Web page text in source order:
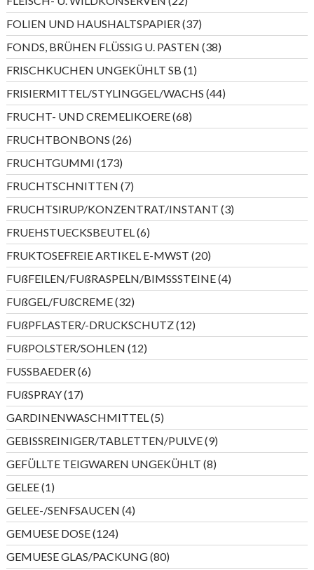
Produkte
FOLIEN UND HAUSHALTSPAPIER 3737
Produkte
FONDS, BRÜHEN FLÜSSIG U. PASTEN 3838
Produkte
FRISCHKUCHEN UNGEKÜHLT SB 11
Produkt
FRISIERMITTEL/STYLINGGEL/WACHS 4444
Produkte
FRUCHT- UND CREMELIKOERE 6868
Produkte
FRUCHTBONBONS 2626
Produkte
FRUCHTGUMMI 173173
Produkte
FRUCHTSCHNITTEN 77
Produkte
FRUCHTSIRUP/KONZENTRAT/INSTANT 33
Produkte
FRUEHSTUECKSBEUTEL 66
Produkte
FRUKTOSEFREIE ARTIKEL E-MWST 2020
Produkte
FUßFEILEN/FUßRASPELN/BIMSSSTEINE 44
Produkte
FUßGEL/FUßCREME 3232
Produkte
FUßPFLASTER/-DRUCKSCHUTZ 1212
Produkte
FUßPOLSTER/SOHLEN 1212
Produkte
FUSSBAEDER 66
Produkte
FUßSPRAY 1717
Produkte
GARDINENWASCHMITTEL 55
Produkte
GEBISSREINIGER/TABLETTEN/PULVE 99
Produkte
GEFÜLLTE TEIGWAREN UNGEKÜHLT 88
Produkte
GELEE 11
Produkt
GELEE-/SENFSAUCEN 44
Produkte
GEMUESE DOSE 124124
Produkte
GEMUESE GLAS/PACKUNG 8080